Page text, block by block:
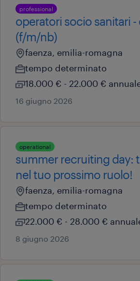
professional
operatori socio sanitari -
(f/m/nb)
faenza, emilia-romagna
tempo determinato
18.000 € - 22.000 €
16 giugno 2026
operational
summer recruiting day:
nel tuo prossimo ruolo!
faenza, emilia-romagna
tempo determinato
22.000 € - 28.000 €
8 giugno 2026